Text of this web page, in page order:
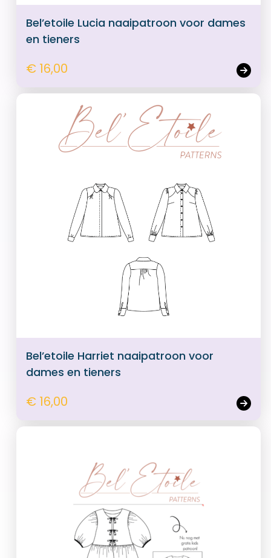
Bel’etoile Lucia naaipatroon voor dames
en tieners
€ 16,00
Bel’etoile Harriet naaipatroon voor
dames en tieners
€ 16,00